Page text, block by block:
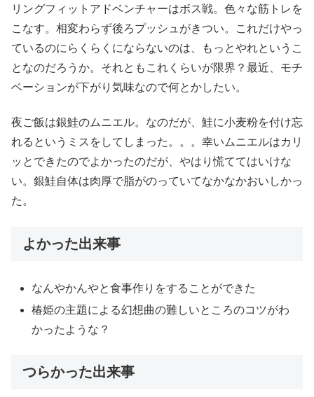
リングフィットアドベンチャーはボス戦。色々な筋トレを
こなす。相変わらず後ろプッシュがきつい。これだけやっ
ているのにらくらくにならないのは、もっとやれというこ
となのだろうか。それともこれくらいが限界？最近、モチ
ベーションが下がり気味なので何とかしたい。
夜ご飯は銀鮭のムニエル。なのだが、鮭に小麦粉を付け忘
れるというミスをしてしまった。。。幸いムニエルはカリ
ッとできたのでよかったのだが、やはり慌ててはいけな
い。銀鮭自体は肉厚で脂がのっていてなかなかおいしかっ
た。
よかった出来事
なんやかんやと食事作りをすることができた
椿姫の主題による幻想曲の難しいところのコツがわ
かったような？
つらかった出来事